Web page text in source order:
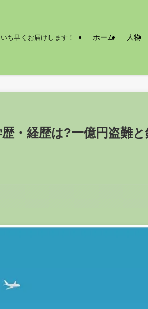
ち早くお届けします！ ホーム 人物
・経歴は?一億円盗難